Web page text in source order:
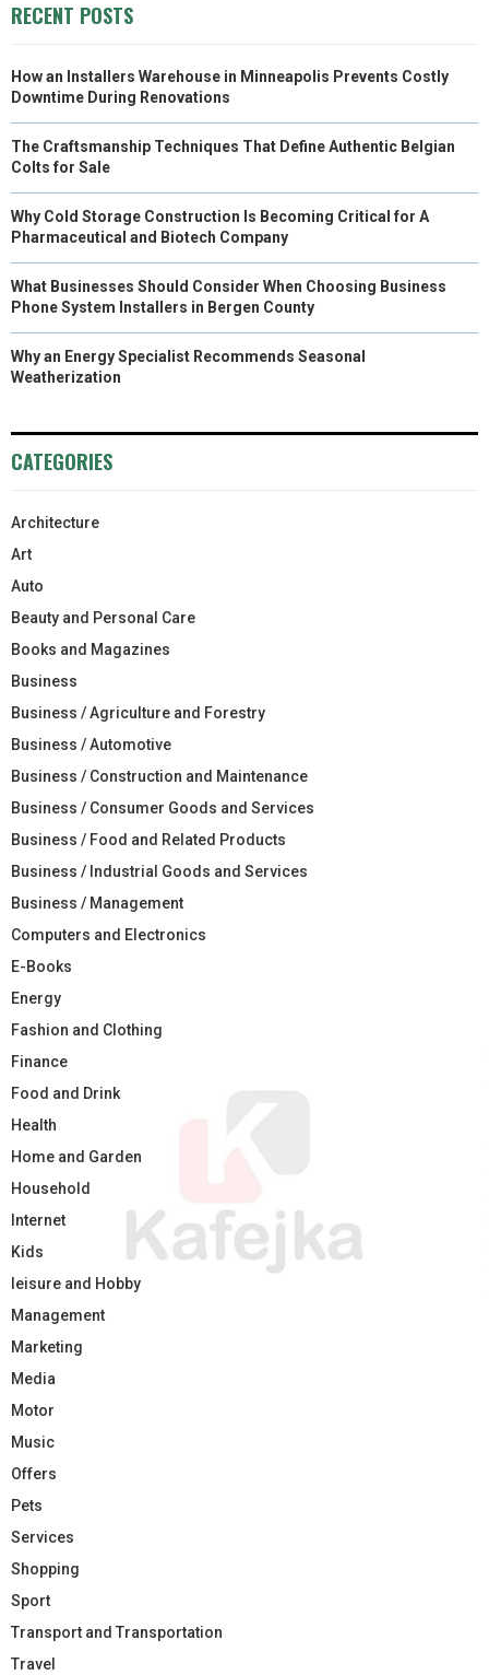
RECENT POSTS
How an Installers Warehouse in Minneapolis Prevents Costly
Downtime During Renovations
The Craftsmanship Techniques That Define Authentic Belgian
Colts for Sale
Why Cold Storage Construction Is Becoming Critical for A
Pharmaceutical and Biotech Company
What Businesses Should Consider When Choosing Business
Phone System Installers in Bergen County
Why an Energy Specialist Recommends Seasonal
Weatherization
CATEGORIES
Architecture
Art
Auto
Beauty and Personal Care
Books and Magazines
Business
Business / Agriculture and Forestry
Business / Automotive
Business / Construction and Maintenance
Business / Consumer Goods and Services
Business / Food and Related Products
Business / Industrial Goods and Services
Business / Management
Computers and Electronics
E-Books
Energy
Fashion and Clothing
Finance
Food and Drink
Health
Home and Garden
Household
Internet
Kids
leisure and Hobby
Management
Marketing
Media
Motor
Music
Offers
Pets
Services
Shopping
Sport
Transport and Transportation
Travel